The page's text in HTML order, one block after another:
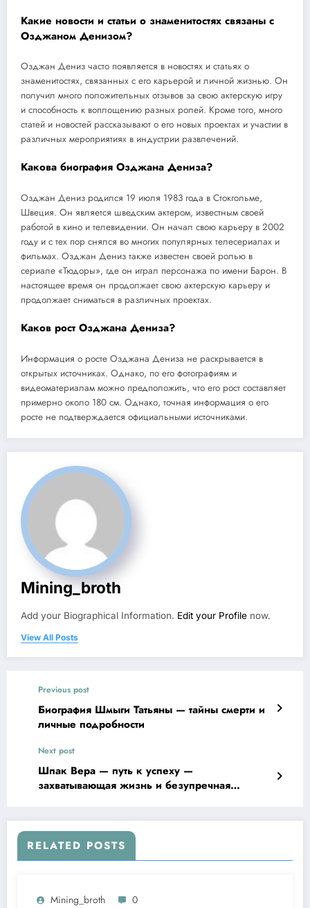
Какие новости и статьи о знаменитостях связаны с
Озджаном Денизом?
Озджан Дениз часто появляется в новостях и статьях о
знаменитостях, связанных с его карьерой и личной жизнью. Он
получил много положительных отзывов за свою актерскую игру
и способность к воплощению разных ролей. Кроме того, много
статей и новостей рассказывают о его новых проектах и участии в
различных мероприятиях в индустрии развлечений.
Какова биография Озджана Дениза?
Озджан Дениз родился 19 июля 1983 года в Стокгольме,
Швеция. Он является шведским актером, известным своей
работой в кино и телевидении. Он начал свою карьеру в 2002
году и с тех пор снялся во многих популярных телесериалах и
фильмах. Озджан Дениз также известен своей ролью в
сериале «Тюдоры», где он играл персонажа по имени Барон. В
настоящее время он продолжает свою актерскую карьеру и
продолжает сниматься в различных проектах.
Каков рост Озджана Дениза?
Информация о росте Озджана Дениза не раскрывается в
открытых источниках. Однако, по его фотографиям и
видеоматериалам можно предположить, что его рост составляет
примерно около 180 см. Однако, точная информация о его
росте не подтверждается официальными источниками.
Mining_broth
Add your Biographical Information. Edit your Profile now.
View All Posts
Previous post
Биография Шмыги Татьяны — тайны смерти и
личные подробности
Next post
Шпак Вера — путь к успеху —
захватывающая жизнь и безупречная
RELATED POSTS
Mining_broth 0